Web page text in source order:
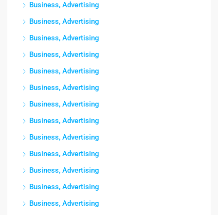
Business, Advertising
Business, Advertising
Business, Advertising
Business, Advertising
Business, Advertising
Business, Advertising
Business, Advertising
Business, Advertising
Business, Advertising
Business, Advertising
Business, Advertising
Business, Advertising
Business, Advertising